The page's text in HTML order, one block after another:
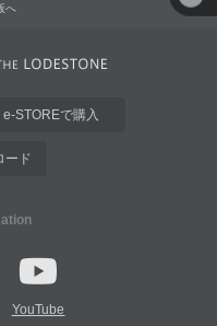
へ
e-STOREで購入
ード
YouTube